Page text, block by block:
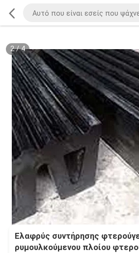
2/4
Ελαφρύς συντήρησης
ρυμουλκούμενου πλοίου